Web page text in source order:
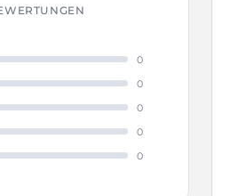
0
0
0
0
0